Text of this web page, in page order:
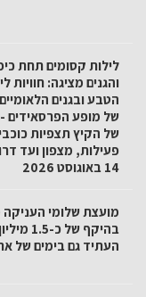
לילות קסומים תחת
והגנים מציגה: חוויות
הטבע ובגנים
של מופע הפרסאידים
של הקיץ תצפיות
14 באוגוסט 2026
בהיקף
העתיד גם בימים של